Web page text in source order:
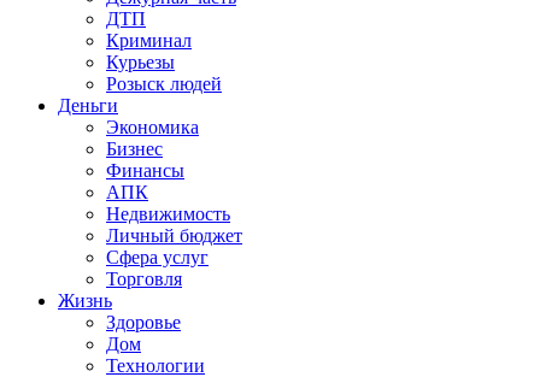
ДТП
Криминал
Курьезы
Розыск людей
Деньги
Экономика
Бизнес
Финансы
АПК
Недвижимость
Личный бюджет
Сфера услуг
Торговля
Жизнь
Здоровье
Дом
Технологии